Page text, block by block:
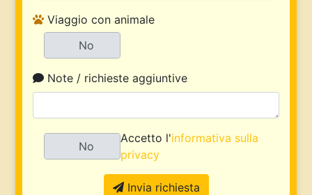
Viaggio con animale
No
Note / richieste aggiuntive
No
Accetto l'informativa sulla
privacy
Invia richiesta